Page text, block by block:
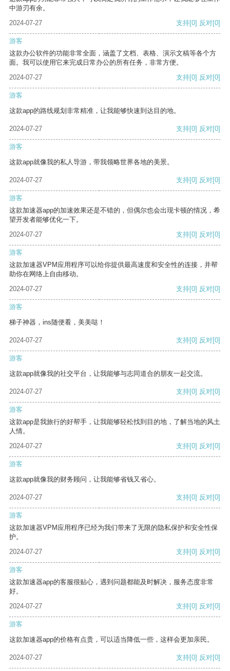
中游刃有余。
2024-07-27
支持[0] 反对[0]
游客
这款办公软件的功能非常全面，涵盖了文档、表格、演示文稿等各个方
面。我可以使用它来完成日常办公的所有任务，非常方便。
2024-07-27
支持[0] 反对[0]
游客
这款app的路线规划非常精准，让我能够快速到达目的地。
2024-07-27 支持[0] 反对[0]
游客
这款app就像我的私人导游，带我领略世界各地的美景。
2024-07-27 支持[0] 反对[0]
游客
这款加速器app的加速效果还是不错的，但偶尔也会出现卡顿的情况，希
望开发者能够优化一下。
2024-07-27
支持[0] 反对[0]
游客
这款加速器VPM应用程序可以给你提供最高速度和安全性的连接，并帮
助你在网络上自由移动。
2024-07-27
支持[0] 反对[0]
游客
梯子神器，ins随便看，美美哒！
2024-07-27 支持[0] 反对[0]
游客
这款app就像我的社交平台，让我能够与志同道合的朋友一起交流。
2024-07-27 支持[0] 反对[0]
游客
这款app是我旅行的好帮手，让我能够轻松找到目的地，了解当地的风土
人情。
2024-07-27
支持[0] 反对[0]
游客
这款app就像我的财务顾问，让我能够省钱又省心。
2024-07-27 支持[0] 反对[0]
游客
这款加速器VPM应用程序已经为我们带来了无限的隐私保护和安全性保
护。
2024-07-27
支持[0] 反对[0]
游客
这款加速器app的客服很贴心，遇到问题都能及时解决，服务态度非常
好。
2024-07-27
支持[0] 反对[0]
游客
这款加速器app的价格有点贵，可以适当降低一些，这样会更加亲民。
2024-07-27 支持[0] 反对[0]